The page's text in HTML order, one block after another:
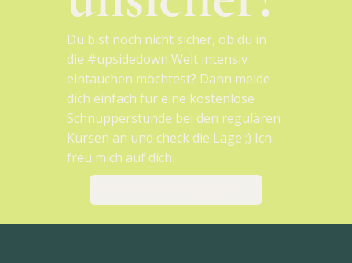
Du bist noch nicht sicher, ob du in
die #upsidedown Welt intensiv
eintauchen möchtest? Dann melde
dich einfach für eine kostenlose
Schnupperstunde bei den regulären
Kursen an und check die Lage ;) Ich
freu mich auf dich.